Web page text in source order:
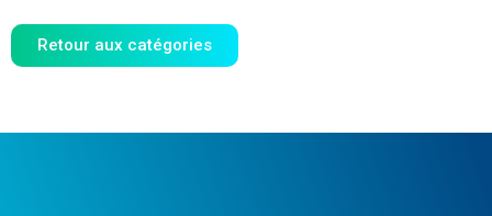
Retour aux catégories